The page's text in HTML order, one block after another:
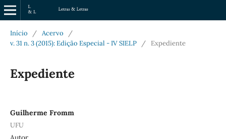
Início / Acervo
/
v. 31 n. 3 (2015): Edição Especial - IV SIELP
/ Expediente
Expediente
Guilherme Fromm
UFU